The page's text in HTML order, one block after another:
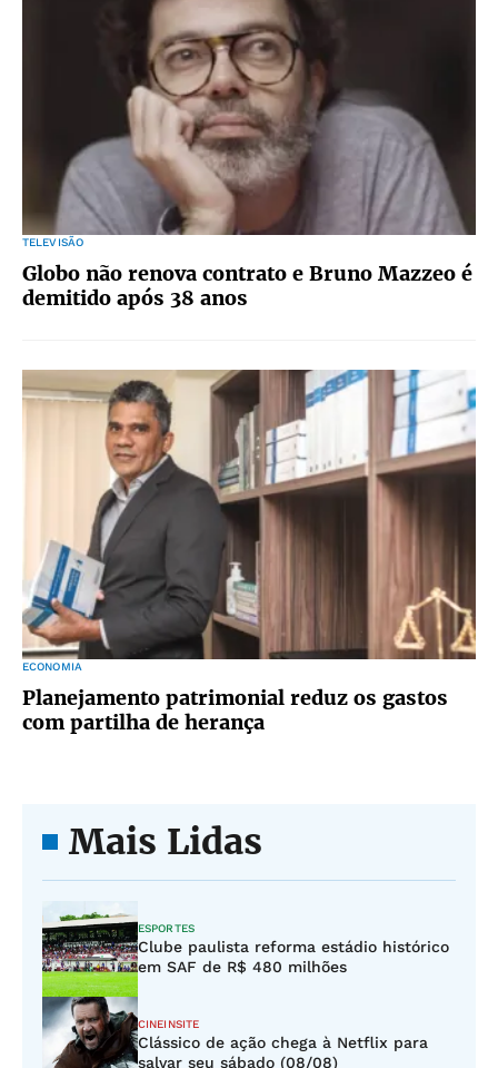
TELEVISÃO
Globo não renova contrato e Bruno Mazzeo é
demitido após 38 anos
ECONOMIA
Planejamento patrimonial reduz os gastos
com partilha de herança
Mais Lidas
ESPORTES
Clube paulista reforma estádio histórico
em SAF de R$ 480 milhões
CINEINSITE
Clássico de ação chega à Netflix para
salvar seu sábado (08/08)